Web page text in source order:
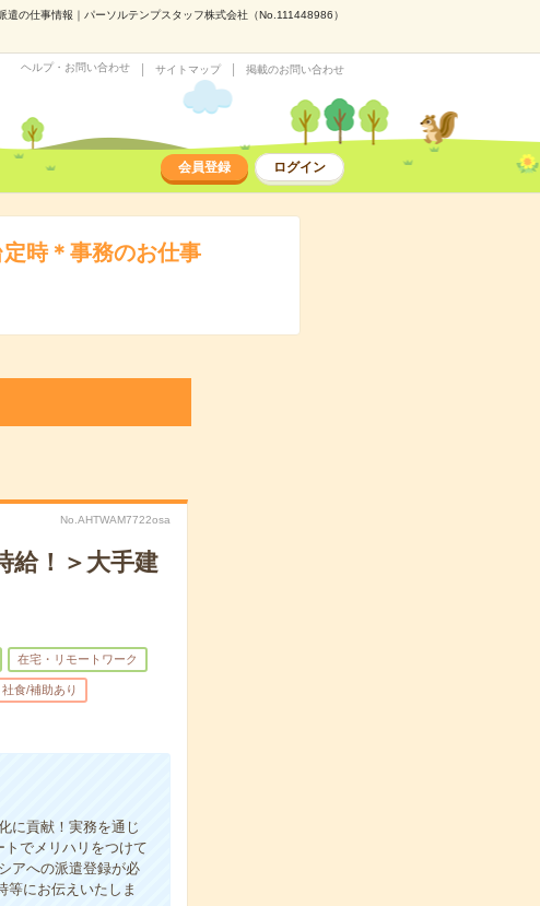
の仕事情報｜パーソルテンプスタッフ株式会社（No.111448986）
ヘルプ・お問い合わせ サイトマップ 掲載のお問い合わせ
会員登録 ログイン
時＊事務のお仕事
No.AHTWAM7722osa
給！＞大手建
在宅・リモートワーク
社食/補助あり
に貢献！実務を通じ
でメリハリをつけて
アへの派遣登録が必
にお伝えいたしま